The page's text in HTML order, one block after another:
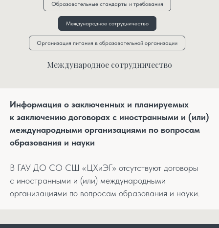
Образовательные стандарты и требования
Международное сотрудничество
Организация питания в образовательной организации
Международное сотрудничество
Информация о заключенных и планируемых
к заключению договорах с иностранными и (или)
международными организациями по вопросам
образования и науки
В ГАУ ДО СО СШ «ЦХиЭГ» отсутствуют договоры
с иностранными и (или) международными
организациями по вопросам образования и науки.